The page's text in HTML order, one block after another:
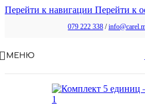
Перейти к навигации Перейти к
079 222 338 /
МЕНЮ